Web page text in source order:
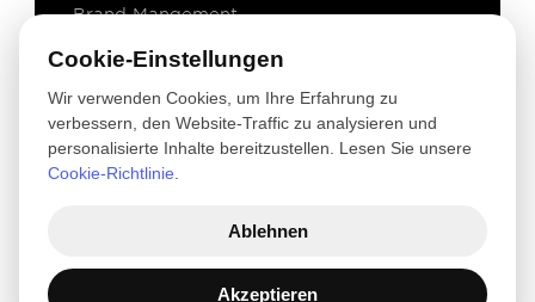
Brand Mangement
Wissen
Downloads
Rechtliches
Cookie-Einstellungen
Wir verwenden Cookies, um Ihre Erfahrung zu
verbessern, den Website-Traffic zu analysieren und
personalisierte Inhalte bereitzustellen. Lesen Sie unsere
Cookie-Richtlinie
Ablehnen
Akzeptieren